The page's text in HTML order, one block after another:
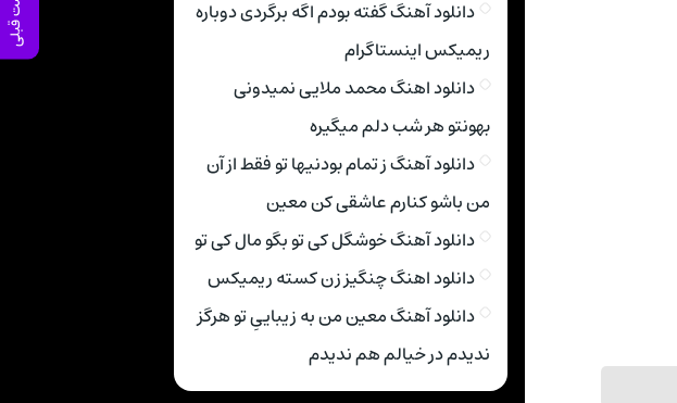
پست قبلی
دانلود آهنگ گفته بودم اگه برگردی دوباره
ریمیکس اینستاگرام
دانلود اهنگ محمد ملایی نمیدونی
بهونتو هر شب دلم میگیره
دانلود آهنگ ز تمام بودنیها تو فقط از آن
من باشو کنارم عاشقی کن معین
دانلود آهنگ خوشگل کی تو بگو مال کی تو
دانلود اهنگ چنگیز زن کسته ریمیکس
دانلود آهنگ معین من به زیباییِ تو هرگز
ندیدم در خیالم هم ندیدم